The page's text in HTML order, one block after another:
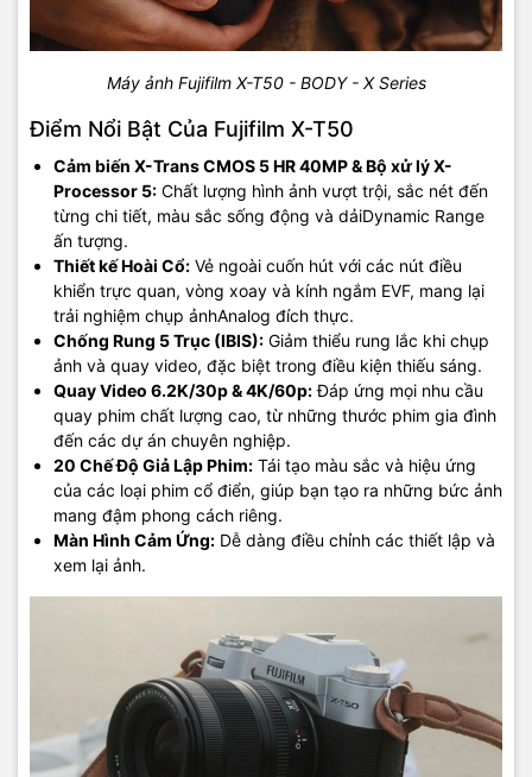
Máy ảnh Fujifilm X-T50 - BODY - X Series
Điểm Nổi Bật Của Fujifilm X-T50
Cảm biến X-Trans CMOS 5 HR 40MP & Bộ xử lý X-
Processor 5: Chất lượng hình ảnh vượt trội, sắc nét đến
từng chi tiết, màu sắc sống động và dảiDynamic Range
ấn tượng.
Thiết kế Hoài Cổ: Vẻ ngoài cuốn hút với các nút điều
khiển trực quan, vòng xoay và kính ngắm EVF, mang lại
trải nghiệm chụp ảnhAnalog đích thực.
Chống Rung 5 Trục (IBIS): Giảm thiểu rung lắc khi chụp
ảnh và quay video, đặc biệt trong điều kiện thiếu sáng.
Quay Video 6.2K/30p & 4K/60p:Đáp ứng mọi nhu cầu
quay phim chất lượng cao, từ những thước phim gia đình
đến các dự án chuyên nghiệp.
20 Chế Độ Giả Lập Phim: Tái tạo màu sắc và hiệu ứng
của các loại phim cổ điển, giúp bạn tạo ra những bức ảnh
mang đậm phong cách riêng.
Màn Hình Cảm Ứng: Dễ dàng điều chỉnh các thiết lập và
xem lại ảnh.